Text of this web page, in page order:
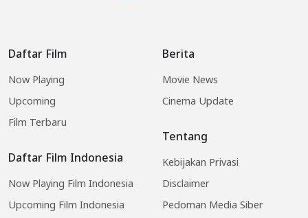
Daftar Film
Now Playing
Upcoming
Film Terbaru
Daftar Film Indonesia
Now Playing Film Indonesia
Upcoming Film Indonesia
Berita
Movie News
Cinema Update
Tentang
Kebijakan Privasi
Disclaimer
Pedoman Media Siber